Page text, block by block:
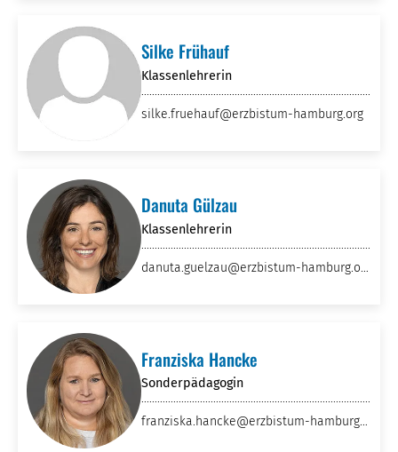
Silke Frühauf
Klassenlehrerin
silke.fruehauf@erzbistum-hamburg.org
Danuta Gülzau
Klassenlehrerin
danuta.guelzau@erzbistum-hamburg.or
Franziska Hancke
Sonderpädagogin
franziska.hancke@erzbistum-hamburg.